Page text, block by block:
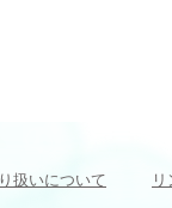
扱いについて